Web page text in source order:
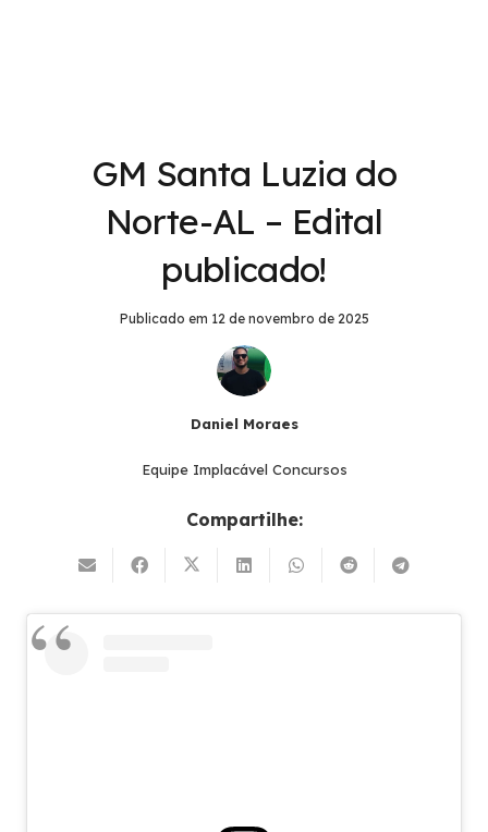
GM Santa Luzia do
Norte-AL – Edital
publicado!
Publicado em 12 de novembro de 2025
Daniel Moraes
Equipe Implacável Concursos
Compartilhe: